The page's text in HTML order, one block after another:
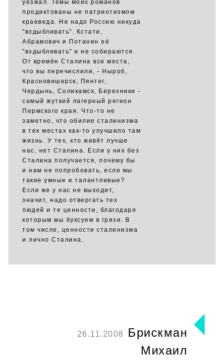
уезжал. Темы моих романов
продиктованы не патриотизмом
краеведа. Не надо Россию никуда
"вздыбливать". Кстати,
Абрамович и Потанин её
"вздыбливать" и не собираются.
От времён Сталина все места,
что вы перечислили, - Ныроб,
Красновишерск, Пянтег,
Чердынь, Соликамск, Березники -
самый жуткий лагерный регион
Пермского края. Что-то не
заметно, что обилие сталинизма
в тех местах как-то улучшило там
жизнь. У тех, кто живёт лучше
нас, нет Сталина. Если у них без
Сталина получается, почему бы
и нам не попробовать, если мы
такие умные и талантливые?
Если же у нас не выходит,
значит, надо отвергать тех
людей и те ценности, благодаря
которым мы буксуем в грязи. В
том числе, ценности сталинизма
и лично Сталина.
26.11.2008
Брискман
Михаил